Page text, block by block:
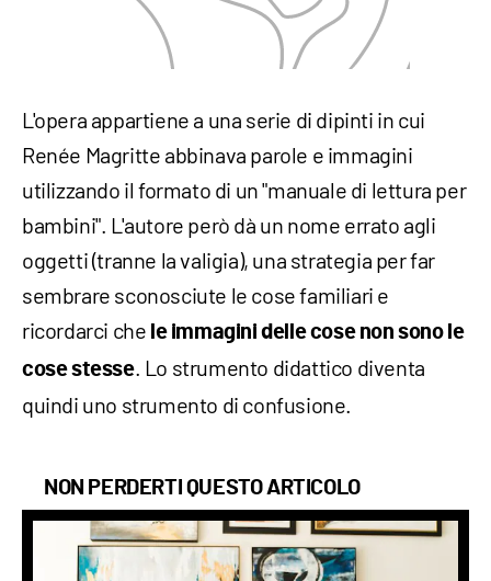
L'opera appartiene a una serie di dipinti in cui
Renée Magritte abbinava parole e immagini
utilizzando il formato di un "manuale di lettura per
bambini". L'autore però dà un nome errato agli
oggetti (tranne la valigia), una strategia per far
sembrare sconosciute le cose familiari e
ricordarci che le immagini delle cose non sono le
cose stesse. Lo strumento didattico diventa
quindi uno strumento di confusione.
NON PERDERTI QUESTO ARTICOLO